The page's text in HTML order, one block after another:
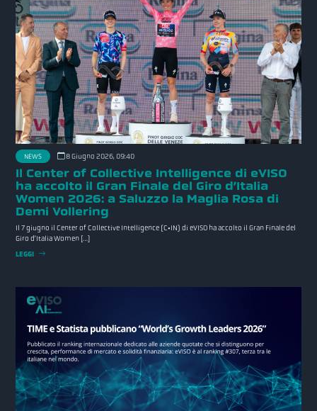
NEWS 8 Giugno 2026, 09:40
Il Center of Collective Intelligence di eVISO
ha accolto il Gran Finale del Giro d’Italia
Women 2026: a Saluzzo la Maglia Rosa di
Demi Vollering
Il 7 giugno il Center of Collective Intelligence (C•IN) di eVISO ha accolto il Gran Finale del
Giro d’Italia Women […]
LEGGI